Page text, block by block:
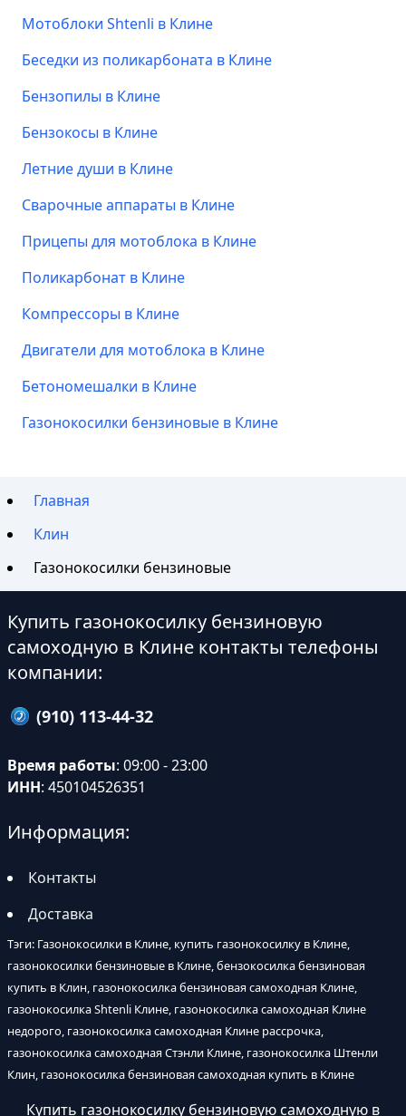
Мотоблоки Shtenli в Клине
Беседки из поликарбоната в Клине
Бензопилы в Клине
Бензокосы в Клине
Летние души в Клине
Сварочные аппараты в Клине
Прицепы для мотоблока в Клине
Поликарбонат в Клине
Компрессоры в Клине
Двигатели для мотоблока в Клине
Бетономешалки в Клине
Газонокосилки бензиновые в Клине
Главная
Клин
Газонокосилки бензиновые
Купить газонокосилку бензиновую
самоходную в Клине контакты телефоны
компании:
(910) 113-44-32
Время работы: 09:00 - 23:00
ИНН: 450104526351
Информация:
Контакты
Доставка
Тэги: Газонокосилки в Клине, купить газонокосилку в Клине,
газонокосилки бензиновые в Клине, бензокосилка бензиновая
купить в Клин, газонокосилка бензиновая самоходная Клине,
газонокосилка Shtenli Клине, газонокосилка самоходная Клине
недорого, газонокосилка самоходная Клине рассрочка,
газонокосилка самоходная Стэнли Клине, газонокосилка Штенли
Клин, газонокосилка бензиновая самоходная купить в Клине
Купить газонокосилку бензиновую самоходную в